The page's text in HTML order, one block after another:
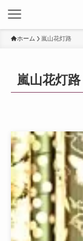
ホーム 嵐山花灯路
嵐山花灯路